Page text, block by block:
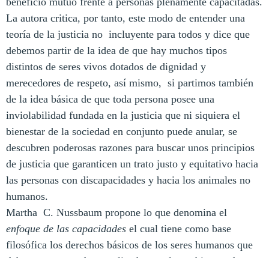
La autora critica, por tanto, este modo de entender una
teoría de la justicia no incluyente para todos y dice que
debemos partir de la idea de que hay muchos tipos
distintos de seres vivos dotados de dignidad y
merecedores de respeto, así mismo, si partimos también
de la idea básica de que toda persona posee una
inviolabilidad fundada en la justicia que ni siquiera el
bienestar de la sociedad en conjunto puede anular, se
descubren poderosas razones para buscar unos principios
de justicia que garanticen un trato justo y equitativo hacia
las personas con discapacidades y hacia los animales no
humanos.
Martha C. Nussbaum propone lo que denomina el
enfoque de las capacidades el cual tiene como base
filosófica los derechos básicos de los seres humanos que